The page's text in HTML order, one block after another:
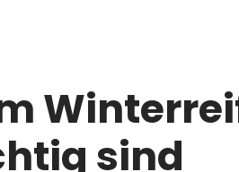
sind